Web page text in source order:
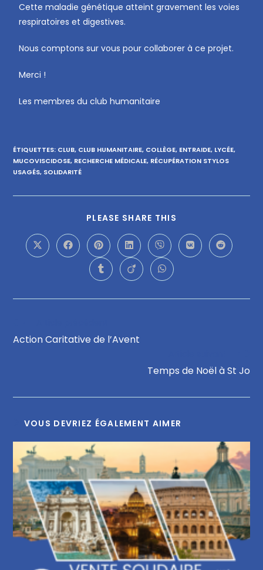
Cette maladie génétique atteint gravement les voies
respiratoires et digestives.
Nous comptons sur vous pour collaborer à ce projet.
Merci !
Les membres du club humanitaire
ÉTIQUETTES: CLUB, CLUB HUMANITAIRE, COLLÈGE, ENTRAIDE, LYCÉE,
MUCOVISCIDOSE, RECHERCHE MÉDICALE, RÉCUPÉRATION STYLOS
USAGÉS, SOLIDARITÉ
PLEASE SHARE THIS
Action Caritative de l’Avent
Temps de Noël à St Jo
VOUS DEVRIEZ ÉGALEMENT AIMER